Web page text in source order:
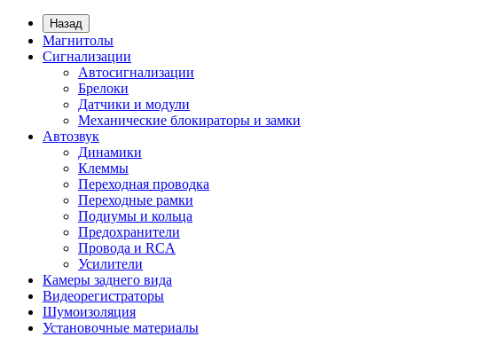
Назад
Магнитолы
Сигнализации
Автосигнализации
Брелоки
Датчики и модули
Механические блокираторы и замки
Автозвук
Динамики
Клеммы
Переходная проводка
Переходные рамки
Подиумы и кольца
Предохранители
Провода и RCA
Усилители
Камеры заднего вида
Видеорегистраторы
Шумоизоляция
Установочные материалы